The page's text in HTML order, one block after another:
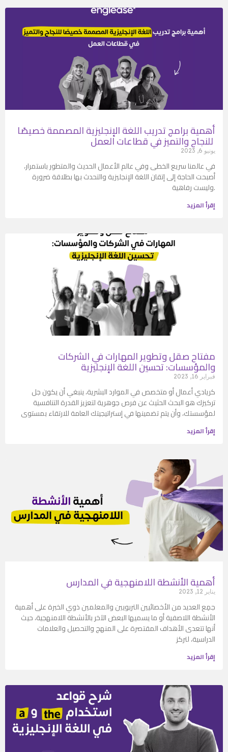
أهمية برامج تدريب اللغة الإنجليزية المصممة خصيصًا
يونيو 6, 2023
في عالمنا سريع الخطى وفي عالم الأعمال الحديث والمتطور باستمرار،
أصبحت الحاجة إلى إتقان اللغة الإنجليزية والتحدث بها بطلاقة ضرورة
وليست رفاهية.
إقرأ المزيد
مفتاح صقل وتطوير المهارات في الشركات
والمؤسسات: تحسين اللغة الإنجليزية
فبراير 16, 2023
كريادي أعمال أو متخصص في الموارد البشرية، ينبغي أن يكون جل
تركيزك هو البحث الحثيث عن فرص جوهرية لتعزيز القدرة التنافسية
لمؤسستك، وأن يتم تضمينها في إستراتيجيتك العامة للارتقاء بمستوى
إقرأ المزيد
أهمية الأنشطة اللامنهجية في المدارس
يناير 12, 2023
جمِع العديد من الأخصائيين التربويين والمعلمين ذوي الخبرة على أهمية
الأنشطة اللاصفية أو ما يسميها البعض الآخر بالأنشطة اللامنهجية، حيث
أنها تتعدى الأهداف المقتصرة على المنهج والتحصيل والعلامات
الدراسية، لتركز
إقرأ المزيد